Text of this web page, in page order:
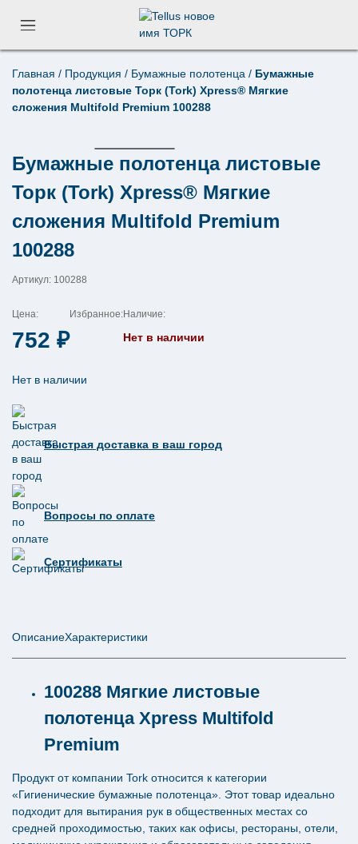
Поиск по товарам
×
Главная / Продукция / Бумажные полотенца / Бумажные
полотенца листовые Торк (Tork) Xpress® Мягкие
сложения Multifold Premium 100288
Бумажные полотенца листовые
Торк (Tork) Xpress® Мягкие
сложения Multifold Premium
100288
Артикул: 100288
Цена:
752 ₽
Избранное:Наличие:
Нет в наличии
Нет в наличии
Быстрая доставка в ваш город
Вопросы по оплате
Сертификаты
ОписаниеХарактеристики
100288 Мягкие листовые
полотенца Xpress Multifold
Premium
Продукт от компании Tork относится к категории
«Гигиенические бумажные полотенца». Этот товар идеально
подходит для вытирания рук в общественных местах со
средней проходимостью, таких как офисы, рестораны, отели,